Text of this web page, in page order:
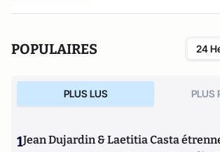
l’Église catholique.
POPULAIRES 24
PLUS LUS PLUS
1Jean Dujardin & Laetitia Casta